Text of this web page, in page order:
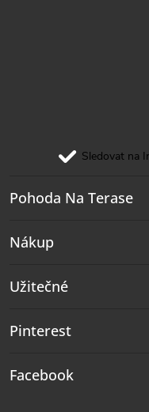
Sledovat na
Pohoda Na Terase
Nákup
Užitečné
Pinterest
Facebook